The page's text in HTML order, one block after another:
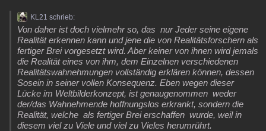
KL21 schrieb:
Von daher ist doch vielmehr so, das nur Jeder seine eigene
Realität erkennen kann und jene die von Realitätsforschern als
fertiger Brei vorgesetzt wird. Aber keiner von ihnen wird jemals
die Realität eines von ihm, dem Einzelnen verschiedenen
Realitätswahnehmungen vollständig erklären können, dessen
Sosein in seiner vollen Konsequenz. Eben wegen dieser
Lücke im Weltbilderkonzept, ist genaugenommen weder
der/das Wahnehmende hoffnungslos erkrankt, sondern die
Realität, welche als fertiger Brei erschaffen wurde, weil in
diesem viel zu Viele und viel zu Vieles herumrührt.